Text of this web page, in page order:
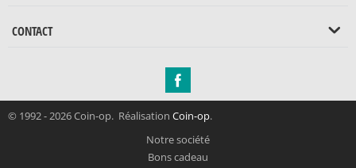
CONTACT
© 1992 - 2026 Coin-op. Réalisation Coin-op.
Notre société
Bons cadeau